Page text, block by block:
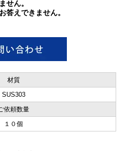
せん。
答えできません。
材質
SUS303
依頼数量
１０個